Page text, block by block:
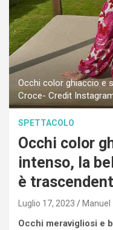
Occhi color ghiaccio e
Croce- Credit
SPETTACOLO
Occhi color
intenso, la
è
Luglio 17, 2023 Manuel
Occhi meravigliosi e